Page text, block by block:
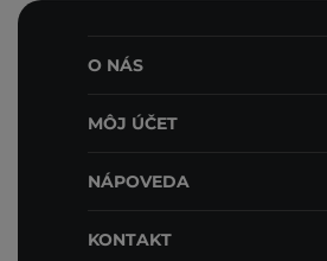
O NÁS
MÔJ ÚČET
NÁPOVEDA
KONTAKT